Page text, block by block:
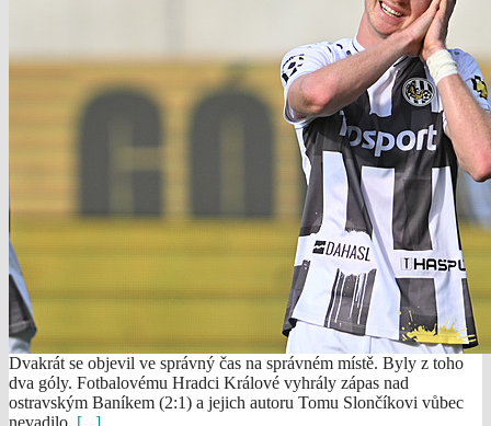
Dvakrát se objevil ve správný čas na správném místě. Byly z toho
dva góly. Fotbalovému Hradci Králové vyhrály zápas nad
ostravským Baníkem (2:1) a jejich autoru Tomu Slončíkovi vůbec
nevadilo, [...]